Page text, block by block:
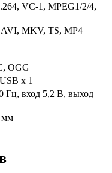
VC-1, MPEG1/2/4,
MKV, TS, MP4
OGG
x 1
Гц, вход 5,2 В, выход
мм